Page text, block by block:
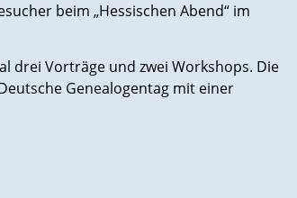
beim „Hessischen Abend“ im
drei Vorträge und zwei Workshops. Die
Genealogentag mit einer